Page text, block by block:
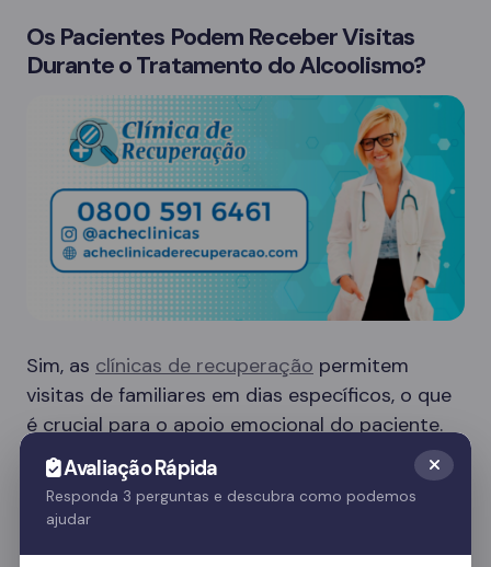
Os Pacientes Podem Receber Visitas
Durante o Tratamento do Alcoolismo?
Sim, as clínicas de recuperação permitem
visitas de familiares em dias específicos, o que
é crucial para o apoio emocional do paciente.
Essas visitas ajudam no processo de
recuperação e fortalecem o vínculo familiar.
Avaliação Rápida
Responda 3 perguntas e descubra como podemos
ajudar